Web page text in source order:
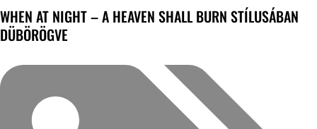
WHEN AT NIGHT – A HEAVEN SHALL BURN STÍLUSÁBAN
DÜBÖRÖGVE